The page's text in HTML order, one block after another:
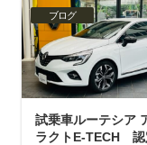
ブログ
試乗車ルーテシア
ラクトE-TECH 認